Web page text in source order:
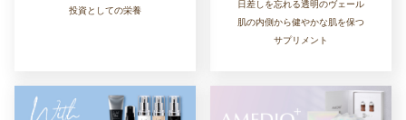
投資としての栄養
日差しを忘れる透明のヴェール
肌の内側から健やかな肌を保つ
サプリメント